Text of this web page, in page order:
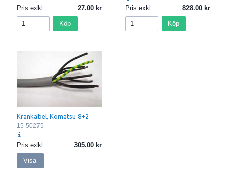
Pris exkl. 27.00
Köp
Pris exkl. 828.00
Köp
Krankabel, Komatsu 8+2
15-50275
Pris exkl. 305.00
Visa